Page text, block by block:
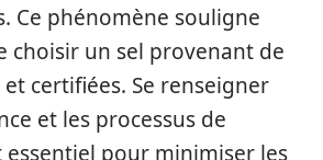
Ce phénomène souligne
choisir un sel provenant de
certifiées. Se renseigner
et les processus de
pour minimiser les